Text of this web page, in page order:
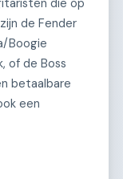
die op
de Fender
Boogie
of de Boss
betaalbare
een